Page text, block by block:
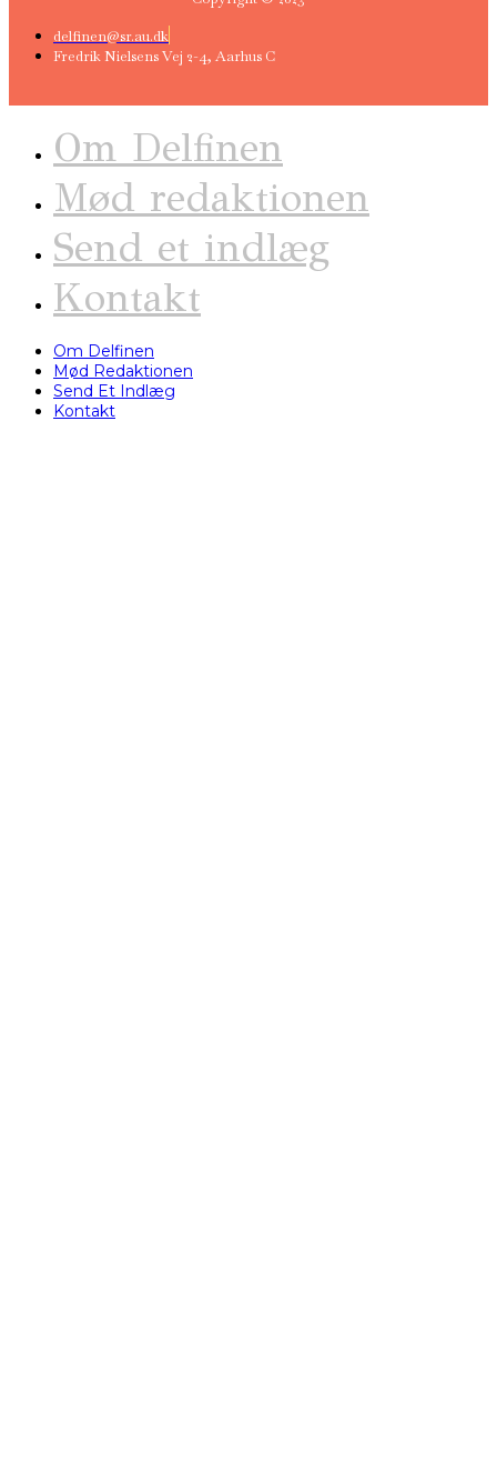
delfinen@sr.au.dk
Fredrik Nielsens Vej 2-4, Aarhus C
Om Delfinen
Mød redaktionen
Send et indlæg
Kontakt
Om Delfinen
Mød Redaktionen
Send Et Indlæg
Kontakt